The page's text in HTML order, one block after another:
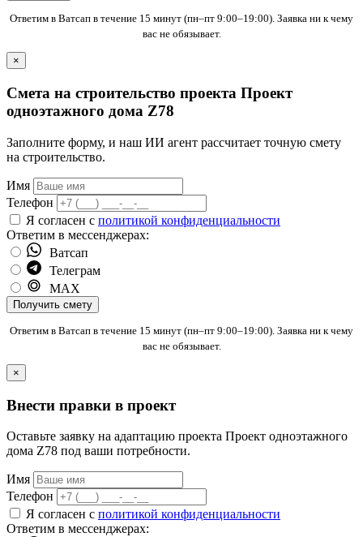
Ответим в Ватсап в течение 15 минут (пн–пт 9:00–19:00). Заявка ни к чему
вас не обязывает.
×
Смета на строительство проекта Проект
одноэтажного дома Z78
Заполните форму, и наш ИИ агент рассчитает точную смету
на строительство.
Имя
Телефон
Я согласен с политикой конфиденциальности
Ответим в мессенджерах:
Ватсап
Телеграм
MAX
Получить смету
Ответим в Ватсап в течение 15 минут (пн–пт 9:00–19:00). Заявка ни к чему
вас не обязывает.
×
Внести правки в проект
Оставьте заявку на адаптацию проекта Проект одноэтажного
дома Z78 под ваши потребности.
Имя
Телефон
Я согласен с политикой конфиденциальности
Ответим в мессенджерах: